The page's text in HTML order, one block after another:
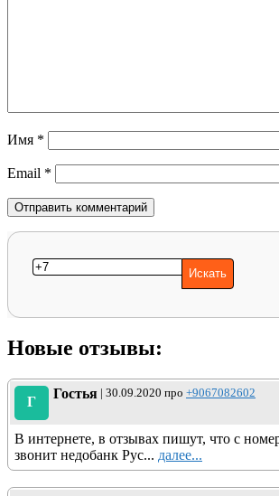
Имя *
Email *
Новые отзывы:
Г
Гостья | 30.09.2020 про +9067082602
В интернете, в отзывах пишут, что с
звонит недобанк Рус... далее...